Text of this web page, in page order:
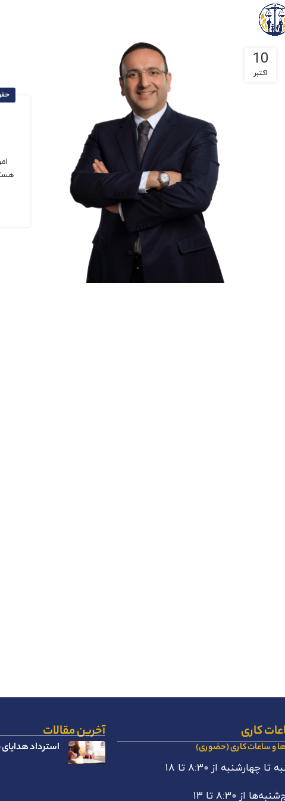
10
اکتبر
کاری
و ساعات کاری (حضوری)
تا چهارشنبه از ۸:۳۰ تا ۱۸
از ۸:۳۰ تا ۱۳
آخرین مقالات
استرداد